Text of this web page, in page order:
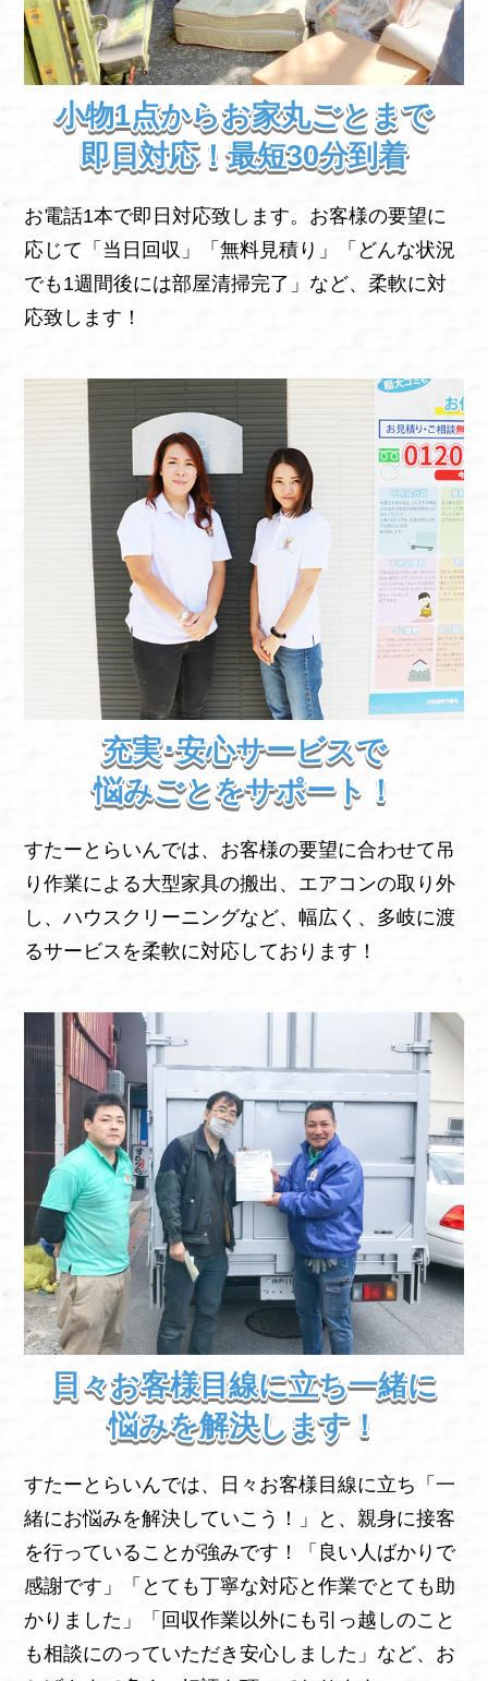
小物1点からお家丸ごとまで
即日対応！最短30分到着
お電話1本で即日対応致します。お客様の要望に
応じて「当日回収」「無料見積り」「どんな状況
でも1週間後には部屋清掃完了」など、柔軟に対
応致します！
充実･安心サービスで
悩みごとをサポート！
すたーとらいんでは、お客様の要望に合わせて吊
り作業による大型家具の搬出、エアコンの取り外
し、ハウスクリーニングなど、幅広く、多岐に渡
るサービスを柔軟に対応しております！
日々お客様目線に立ち一緒に
悩みを解決します！
すたーとらいんでは、日々お客様目線に立ち「一
緒にお悩みを解決していこう！」と、親身に接客
を行っていることが強みです！「良い人ばかりで
感謝です」「とても丁寧な対応と作業でとても助
かりました」「回収作業以外にも引っ越しのこと
も相談にのっていただき安心しました」など、お